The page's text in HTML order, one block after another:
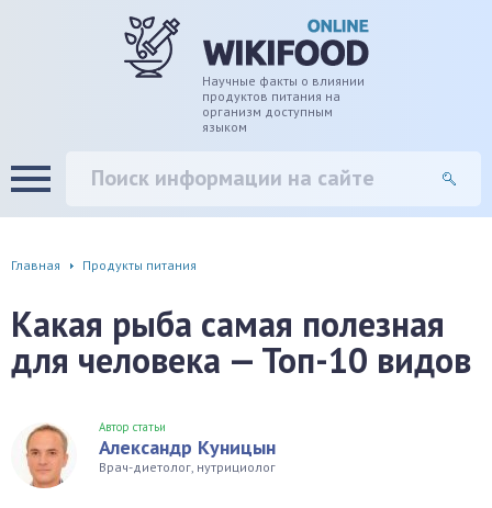
Научные факты о влиянии
продуктов питания на
организм доступным
языком
Главная Продукты питания
Какая рыба самая полезная
для человека — Топ-10 видов
Автор статьи
Александр Куницын
Врач-диетолог, нутрициолог
система
сужение сосудов
от депрессии и